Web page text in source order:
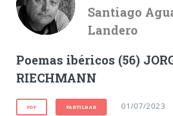
Santiago
Landero
Poemas ibéricos (56)
RIECHMANN
PDF PARTILHAR 01/07/2023